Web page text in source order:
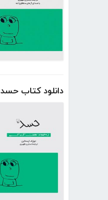
دانلود کتاب